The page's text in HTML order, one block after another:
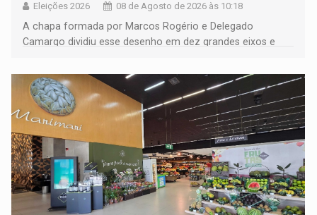
Eleições 2026 08 de Agosto de 2026 às 10:18
A chapa formada por Marcos Rogério e Delegado
Camargo dividiu esse desenho em dez grandes eixos e